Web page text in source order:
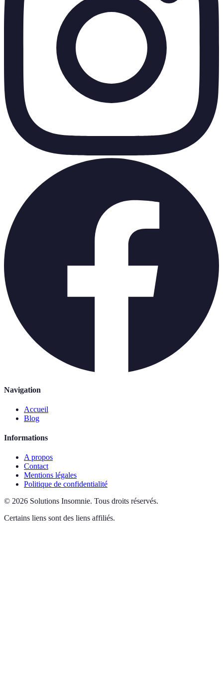
Navigation
Accueil
Blog
Informations
A propos
Contact
Mentions légales
Politique de confidentialité
© 2026 Solutions Insomnie. Tous droits réservés.
Certains liens sont des liens affiliés.